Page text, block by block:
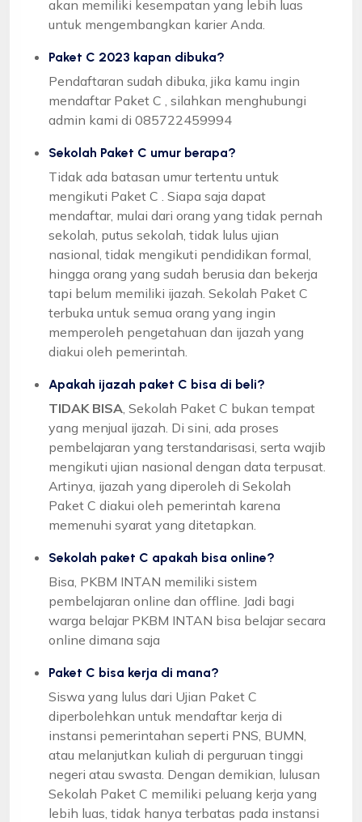
akan memiliki kesempatan yang lebih luas
untuk mengembangkan karier Anda.
Paket C 2023 kapan dibuka?
Pendaftaran sudah dibuka, jika kamu ingin
mendaftar Paket C , silahkan menghubungi
admin kami di 085722459994
Sekolah Paket C umur berapa?
Tidak ada batasan umur tertentu untuk
mengikuti Paket C . Siapa saja dapat
mendaftar, mulai dari orang yang tidak pernah
sekolah, putus sekolah, tidak lulus ujian
nasional, tidak mengikuti pendidikan formal,
hingga orang yang sudah berusia dan bekerja
tapi belum memiliki ijazah. Sekolah Paket C
terbuka untuk semua orang yang ingin
memperoleh pengetahuan dan ijazah yang
diakui oleh pemerintah.
Apakah ijazah paket C bisa di beli?
TIDAK BISA , Sekolah Paket C bukan tempat
yang menjual ijazah. Di sini, ada proses
pembelajaran yang terstandarisasi, serta wajib
mengikuti ujian nasional dengan data terpusat.
Artinya, ijazah yang diperoleh di Sekolah
Paket C diakui oleh pemerintah karena
memenuhi syarat yang ditetapkan.
Sekolah paket C apakah bisa online?
Bisa, PKBM INTAN memiliki sistem
pembelajaran online dan offline. Jadi bagi
warga belajar PKBM INTAN bisa belajar secara
online dimana saja
Paket C bisa kerja di mana?
Siswa yang lulus dari Ujian Paket C
diperbolehkan untuk mendaftar kerja di
instansi pemerintahan seperti PNS, BUMN,
atau melanjutkan kuliah di perguruan tinggi
negeri atau swasta. Dengan demikian, lulusan
Sekolah Paket C memiliki peluang kerja yang
lebih luas, tidak hanya terbatas pada instansi